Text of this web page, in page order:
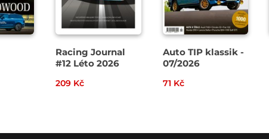
Racing Journal
#12 Léto 2026
209 Kč
Auto TIP klassik -
07/2026
71 Kč